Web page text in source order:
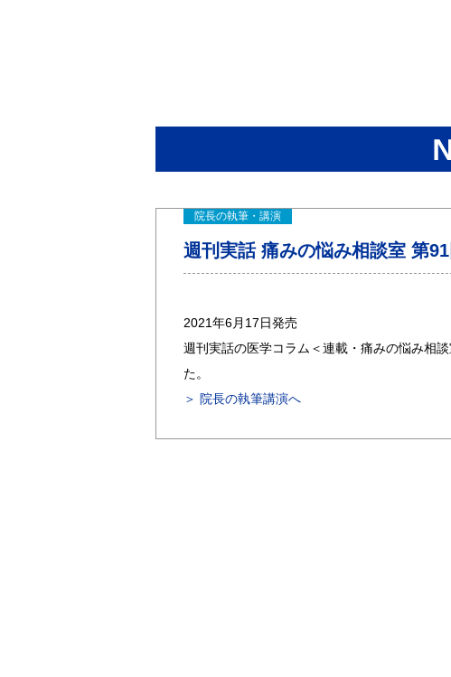
院長の執筆・講演
週刊実話 痛みの悩み相談室 第91
2021年6月17日発売
週刊実話の医学コラム＜連載・痛みの悩み相談
た。
＞ 院長の執筆講演へ